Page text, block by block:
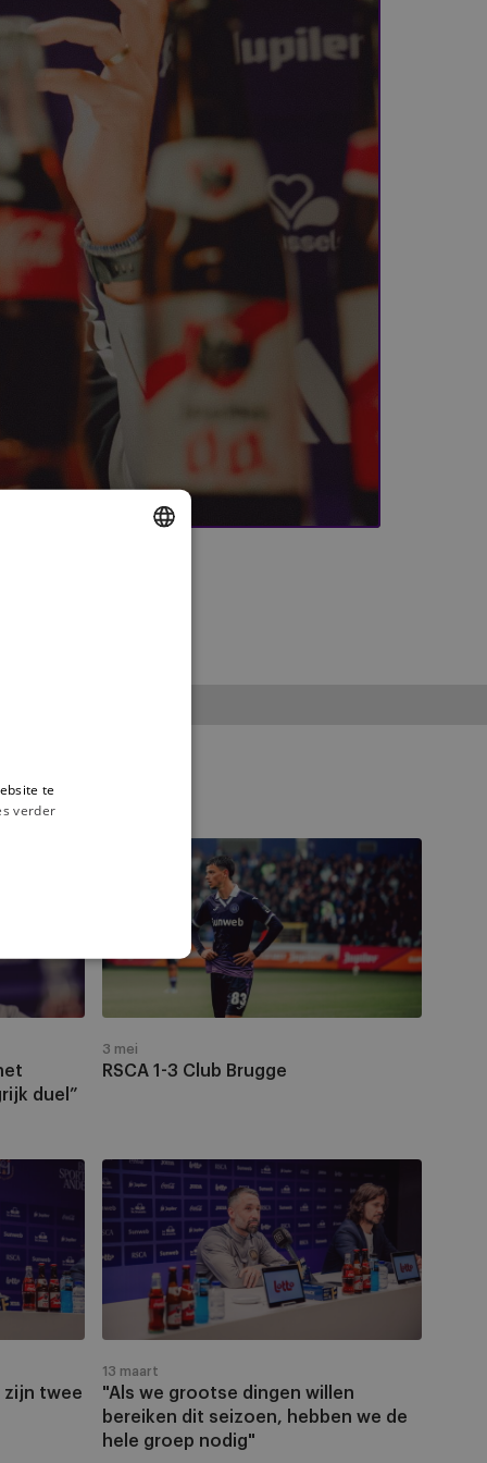
duel”
Brugge
RSCA 1-3 Club Brugge
3 mei
zijn twee
"Als
we
grootse
dingen
bereiken
hebben
we
de
"Als we grootse dingen willen
bereiken dit seizoen, hebben we de
hele groep nodig"
13 maart
te
verder